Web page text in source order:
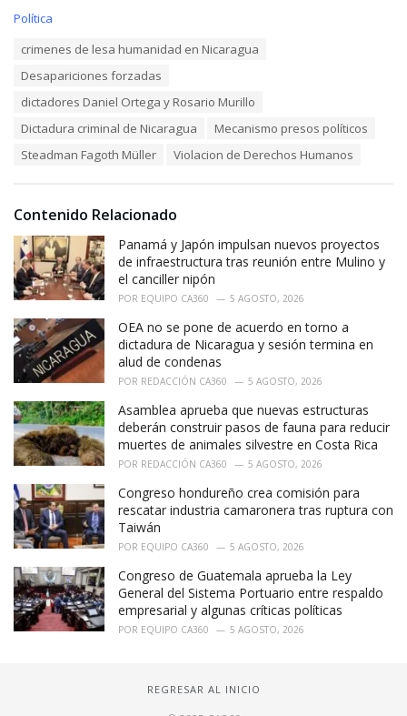
C
Política
crimenes de lesa humanidad en Nicaragua
Desapariciones forzadas
dictadores Daniel Ortega y Rosario Murillo
Dictadura criminal de Nicaragua
Mecanismo presos políticos
Steadman Fagoth Müller
Violacion de Derechos Humanos
Contenido Relacionado
Panamá y Japón impulsan nuevos proyectos
de infraestructura tras reunión entre Mulino y
el canciller nipón
POR EQUIPO CA360 5 AGOSTO, 2026
OEA no se pone de acuerdo en torno a
dictadura de Nicaragua y sesión termina en
alud de condenas
POR REDACCIÓN CA360 5 AGOSTO, 2026
Asamblea aprueba que nuevas estructuras
deberán construir pasos de fauna para reducir
muertes de animales silvestre en Costa Rica
POR REDACCIÓN CA360 5 AGOSTO, 2026
Congreso hondureño crea comisión para
rescatar industria camaronera tras ruptura con
Taiwán
POR EQUIPO CA360 5 AGOSTO, 2026
Congreso de Guatemala aprueba la Ley
General del Sistema Portuario entre respaldo
empresarial y algunas críticas políticas
POR EQUIPO CA360 5 AGOSTO, 2026
REGRESAR AL INICIO